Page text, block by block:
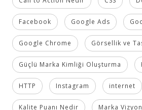
Facebook Google Ads
Google Chrome Görsellik ve
Güçlü Marka Kimliği Oluşturma
HTTP Instagram internet
Kalite Puanı Nedir Marka